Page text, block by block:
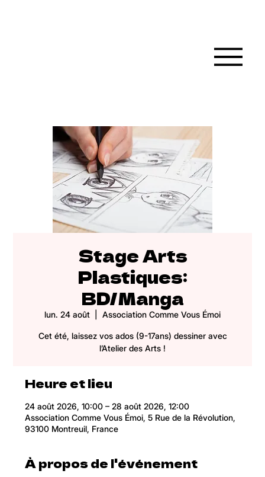
Stage Arts
Plastiques:
BD/Manga
lun. 24 août Association Comme Vous Émoi
Cet été, laissez vos ados (9-17ans) dessiner avec
l’Atelier des Arts !
Heure et lieu
24 août 2026, 10:00 – 28 août 2026, 12:00
Association Comme Vous Émoi, 5 Rue de la Révolution,
93100 Montreuil, France
À propos de l'événement